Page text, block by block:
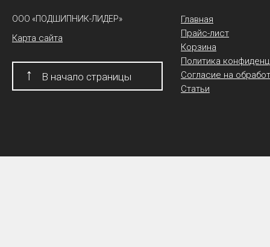
ООО «ПОДШИПНИК-ЛИДЕР»
Карта сайта
↑ В начало страницы
Главная
Прайс-лист
Корзина
Политика
Согласие на
Статьи